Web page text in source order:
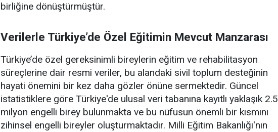
birliğine dönüştürmüştür.
Verilerle Türkiye’de Özel Eğitimin Mevcut Manzarası
Türkiye’de özel gereksinimli bireylerin eğitim ve rehabilitasyon
süreçlerine dair resmi veriler, bu alandaki sivil toplum desteğinin
hayati önemini bir kez daha gözler önüne sermektedir. Güncel
istatistiklere göre Türkiye'de ulusal veri tabanına kayıtlı yaklaşık 2.5
milyon engelli birey bulunmakta ve bu nüfusun önemli bir kısmını
zihinsel engelli bireyler oluşturmaktadır. Milli Eğitim Bakanlığı'nın